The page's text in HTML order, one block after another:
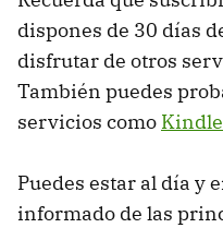
dispones de 30 días
disfrutar de otros
También puedes
servicios como
Puedes estar al día y
informado de las